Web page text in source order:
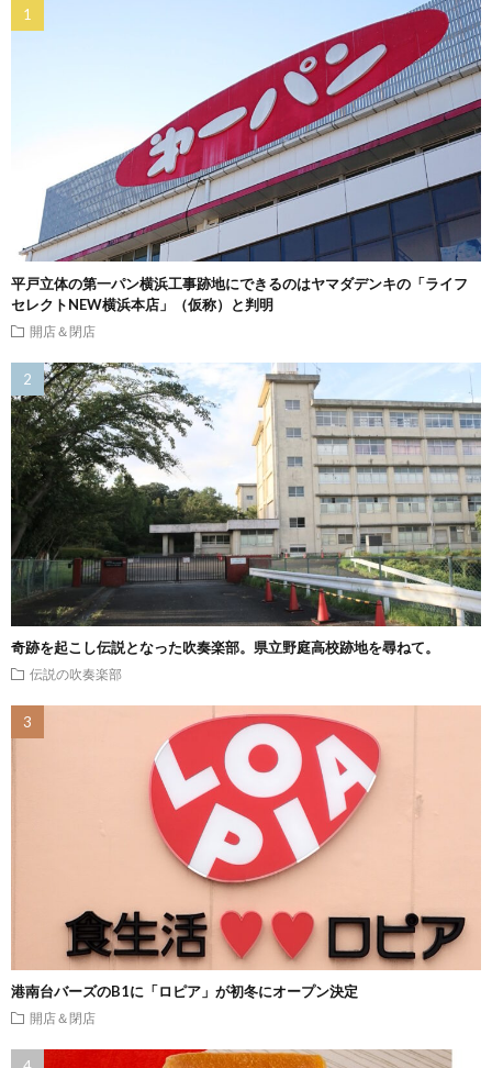
平戸立体の第一パン横浜工事跡地にできるのはヤマダデンキの「ライフ
セレクトNEW横浜本店」（仮称）と判明
開店＆閉店
奇跡を起こし伝説となった吹奏楽部。県立野庭高校跡地を尋ねて。
伝説の吹奏楽部
港南台バーズのB1に「ロピア」が初冬にオープン決定
開店＆閉店